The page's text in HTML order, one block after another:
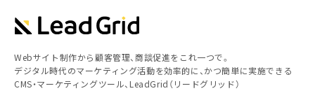
Webサイト制作から顧客管理、商談促進をこれ一つで。
デジタル時代のマーケティング活動を効率的に、かつ簡単に実施できる
CMS・マーケティングツール、LeadGrid（リードグリッド）